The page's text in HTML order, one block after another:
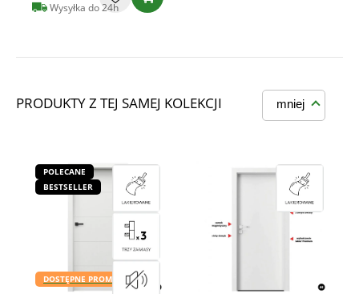
Wysyłka do 24h
PRODUKTY Z TEJ SAMEJ KOLEKCJI mniej
POLECANE
BESTSELLER
DOSTĘPNE PROMOCJE